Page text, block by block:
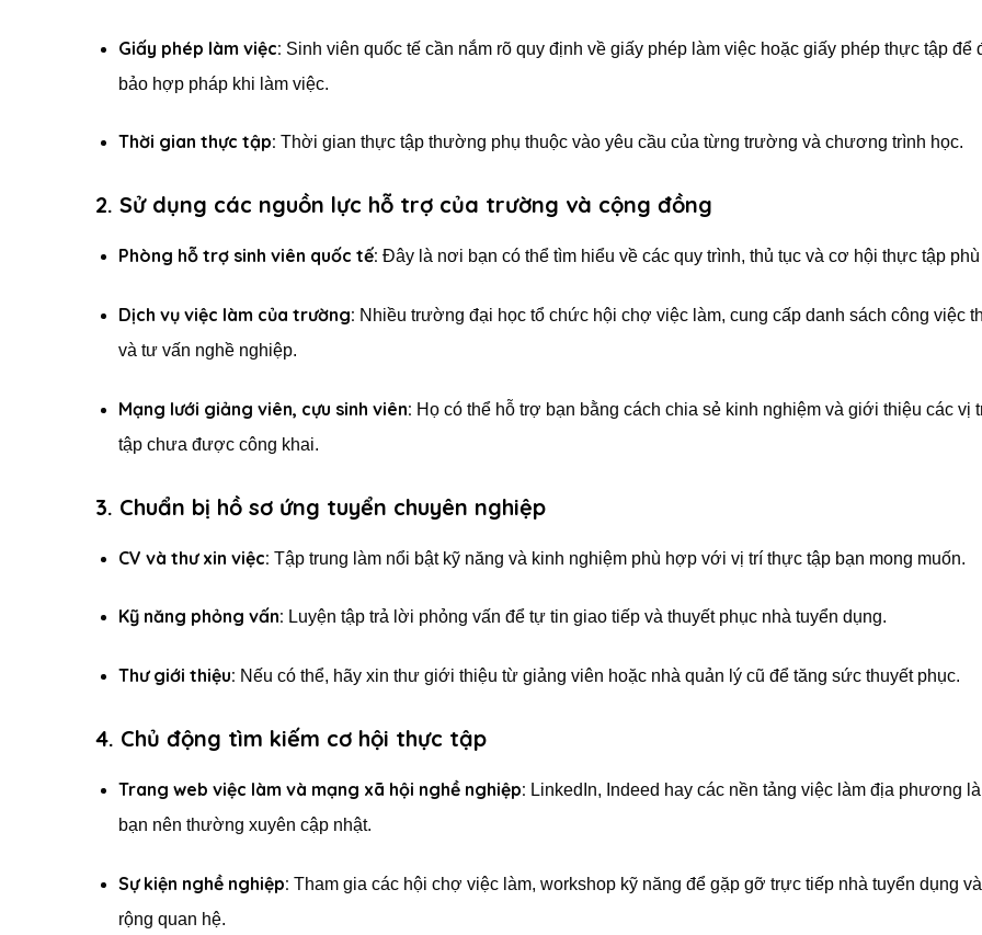
Giấy phép làm việc: Sinh viên quốc tế cần nắm rõ quy định về giấy phép làm việc hoặc giấy phép thực tập để
bảo hợp pháp khi làm việc.
Thời gian thực tập: Thời gian thực tập thường phụ thuộc vào yêu cầu của từng trường và chương trình học.
2. Sử dụng các nguồn lực hỗ trợ của trường và cộng đồng
Phòng hỗ trợ sinh viên quốc tế: Đây là nơi bạn có thể tìm hiểu về các quy trình, thủ tục và cơ hội thực tập
Dịch vụ việc làm của trường: Nhiều trường đại học tổ chức hội chợ việc làm, cung cấp danh sách công việc
và tư vấn nghề nghiệp.
Mạng lưới giảng viên, cựu sinh viên: Họ có thể hỗ trợ bạn bằng cách chia sẻ kinh nghiệm và giới thiệu các vị
tập chưa được công khai.
3. Chuẩn bị hồ sơ ứng tuyển chuyên nghiệp
CV và thư xin việc: Tập trung làm nổi bật kỹ năng và kinh nghiệm phù hợp với vị trí thực tập bạn mong muốn.
Kỹ năng phỏng vấn: Luyện tập trả lời phỏng vấn để tự tin giao tiếp và thuyết phục nhà tuyển dụng.
Thư giới thiệu: Nếu có thể, hãy xin thư giới thiệu từ giảng viên hoặc nhà quản lý cũ để tăng sức thuyết phục.
4. Chủ động tìm kiếm cơ hội thực tập
Trang web việc làm và mạng xã hội nghề nghiệp: LinkedIn, Indeed hay các nền tảng việc làm địa phương
bạn nên thường xuyên cập nhật.
Sự kiện nghề nghiệp: Tham gia các hội chợ việc làm, workshop kỹ năng để gặp gỡ trực tiếp nhà tuyển dụng
rộng quan hệ.